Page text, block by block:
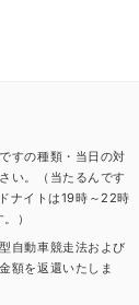
すの種類・当日の対
い。（当たるんです
ナイトは19時～22時
）
自動車競走法および
額を返還いたしま